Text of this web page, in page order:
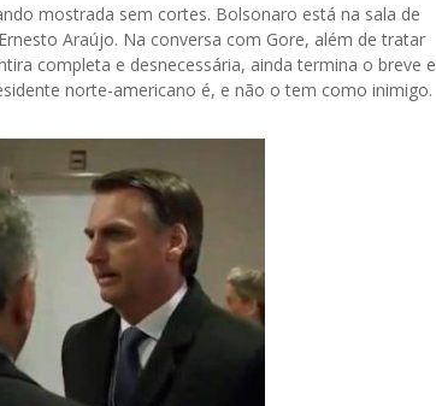
mostrada sem cortes. Bolsonaro está na sala de
Araújo. Na conversa com Gore, além de tratar
completa e desnecessária, ainda termina o breve e
norte-americano é, e não o tem como inimigo.